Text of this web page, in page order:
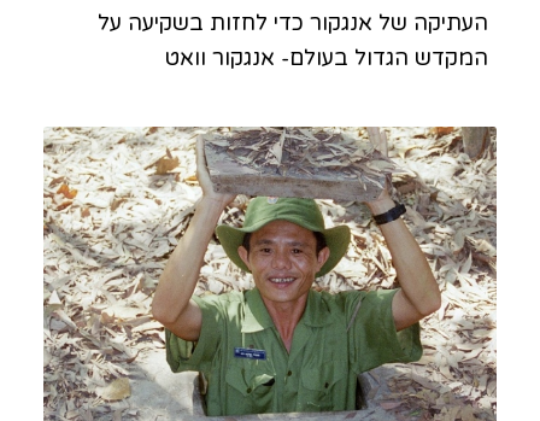
העתיקה של אנגקור כדי לחזות בשקיעה על
המקדש הגדול בעולם- אנגקור וואט